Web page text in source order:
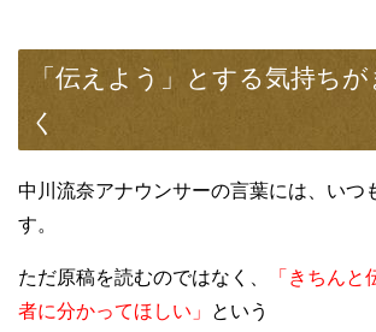
「伝えよう」とする気持ち
く
中川流奈アナウンサーの言葉には、いつ
す。
ただ原稿を読むのではなく、
「きちん
者に分かってほしい」
という